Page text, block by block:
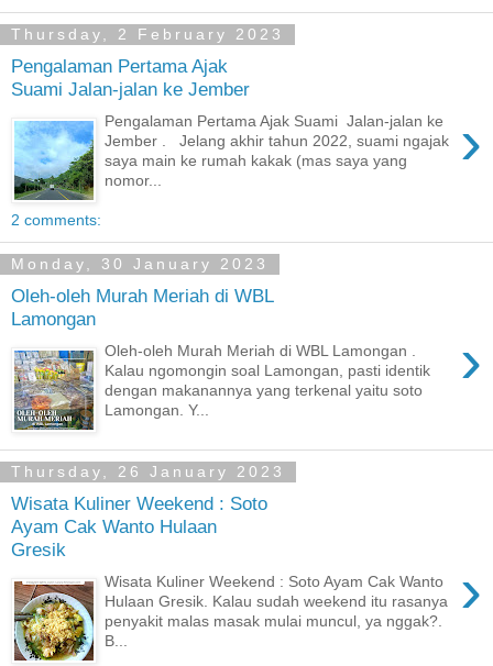
Thursday, 2 February 2023
Pengalaman Pertama Ajak
Suami Jalan-jalan ke Jember
›
Pengalaman Pertama Ajak Suami Jalan-jalan ke
Jember . Jelang akhir tahun 2022, suami ngajak
saya main ke rumah kakak (mas saya yang
nomor...
2 comments:
Monday, 30 January 2023
Oleh-oleh Murah Meriah di WBL
Lamongan
›
Oleh-oleh Murah Meriah di WBL Lamongan .
Kalau ngomongin soal Lamongan, pasti identik
dengan makanannya yang terkenal yaitu soto
Lamongan. Y...
Thursday, 26 January 2023
Wisata Kuliner Weekend : Soto
Ayam Cak Wanto Hulaan
Gresik
›
Wisata Kuliner Weekend : Soto Ayam Cak Wanto
Hulaan Gresik. Kalau sudah weekend itu rasanya
penyakit malas masak mulai muncul, ya nggak?.
B...